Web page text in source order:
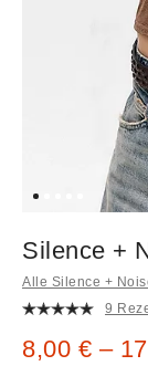
Silence +
Alle Silence +
9
Sale Preis:
8,00 € –